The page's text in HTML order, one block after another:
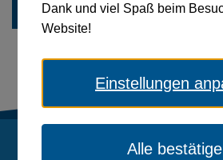
Dank und viel Spaß beim
Website!
Einstellungen
Alle
Zurück zur Übersicht